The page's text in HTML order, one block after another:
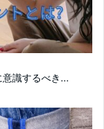
識するべき...